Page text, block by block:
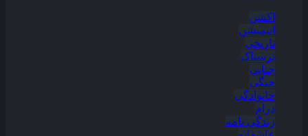
اکشن
انیمیشن
تاریخی
ترسناک
جنایی
جنگی
خانوادگی
درام
زندگی نامه